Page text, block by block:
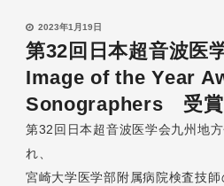
2023年1月19日
第32回日本超音波医
Image of the Year
Sonographers 受賞
第32回日本超音波医学会九州地
れ、
宮崎大学医学部附属病院検査技